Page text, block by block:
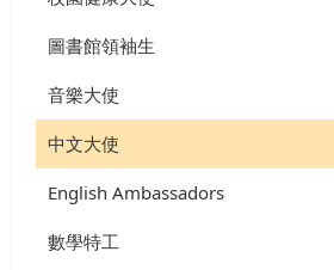
圖書館領袖生
音樂大使
中文大使
English Ambassadors
數學特工